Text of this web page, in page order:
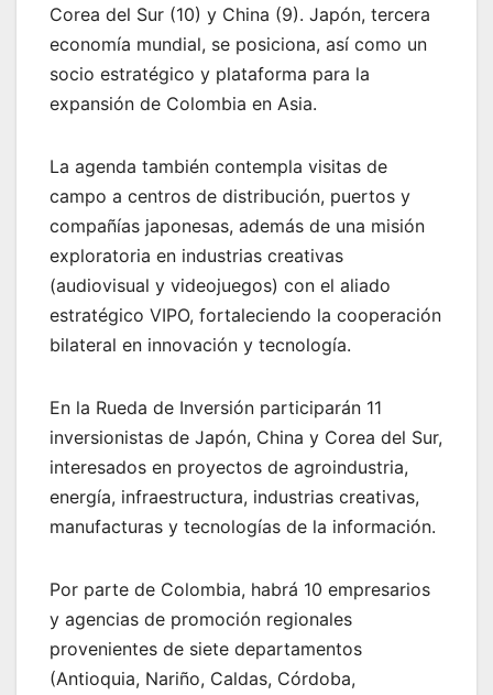
Corea del Sur (10) y China (9). Japón, tercera
economía mundial, se posiciona, así como un
socio estratégico y plataforma para la
expansión de Colombia en Asia.
La agenda también contempla visitas de
campo a centros de distribución, puertos y
compañías japonesas, además de una misión
exploratoria en industrias creativas
(audiovisual y videojuegos) con el aliado
estratégico VIPO, fortaleciendo la cooperación
bilateral en innovación y tecnología.
En la Rueda de Inversión participarán 11
inversionistas de Japón, China y Corea del Sur,
interesados en proyectos de agroindustria,
energía, infraestructura, industrias creativas,
manufacturas y tecnologías de la información.
Por parte de Colombia, habrá 10 empresarios
y agencias de promoción regionales
provenientes de siete departamentos
(Antioquia, Nariño, Caldas, Córdoba,